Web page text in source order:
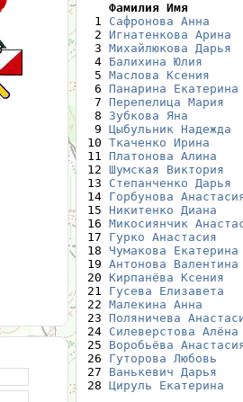
Фамилия Имя
1 Сафронова Анна
  2
Игнатенкова Арина
  3
Михайлюкова Дарья
  4
Балихина Юлия
  5
Маслова Ксения
  6
Панарина Екатерина
  7
Перепелица Мария
  8
Зубкова Яна
  9
Цыбульник Надежда
10 Ткаченко Ирина
11 Платонова Алина
12 Шумская Виктория
13 Степанченко Дарья
14 Горбунова
15 Никитенко Диана
16 Микосиянчик
17 Гурко Анастасия
18 Чумакова Екатерина
19 Антонова Валентина
20 Кирпанёва Ксения
21 Гусева Елизавета
22 Малекина Анна
23 Поляничева
24 Силеверстова Алёна
25 Воробьёва
26 Гуторова Любовь
27 Ванькевич Дарья
28 Цируль Екатерина